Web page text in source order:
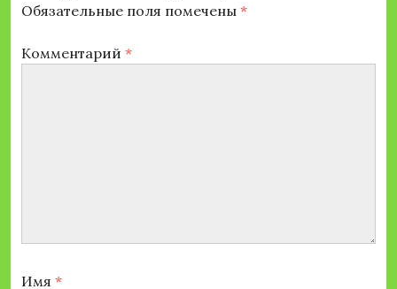
Обязательные поля помечены *
Комментарий *
Имя *